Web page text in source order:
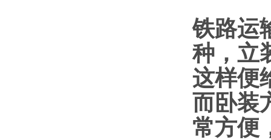
铁路运
种，立
这样便
而卧装
常方便